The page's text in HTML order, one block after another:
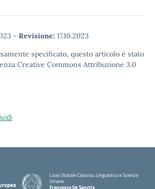
- Revisione: 17.10.2023
specificato, questo articolo è stato
Creative Commons Attribuzione 3.0
Liceo Statale Classico, Linguistico e Scienze
Umane
Francesco De Sanctis